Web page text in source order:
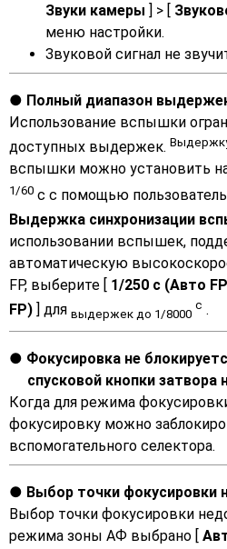
Звуки камеры ] > [
меню настройки.
Звуковой сигнал не
Полный диапазон
Использование вспышки
доступных выдержек.
вспышки можно установить
1/60 с с помощью
Выдержка синхронизации
использовании вспышек,
автоматическую
FP, выберите [ 1/250 с (Авто
FP) ] для выдержек до 1/8000
с .
Фокусировка не
спусковой кнопки затвора
Когда для режима
фокусировку можно
вспомогательного селектора.
Выбор точки фокусировки
Выбор точки фокусировки
режима зоны АФ выбрано [